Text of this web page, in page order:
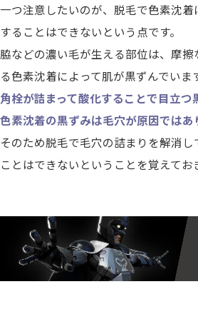
一つ注意したいのが、脱毛で色素沈
することはできないという点です。
脇などの濃い毛が生える部位は、摩
る色素沈着によって肌が黒ずんでいま
角栓が詰まって酸化することで目立つ
色素沈着の黒ずみは毛穴が原因ではあ
そのため脱毛で毛穴の詰まりを解消
ことはできないということを覚えてお